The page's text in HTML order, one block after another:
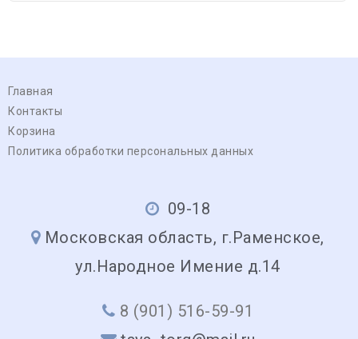
Главная
Контакты
Корзина
Политика обработки персональных данных
09-18
Московская область, г.Раменское,
ул.Народное Имение д.14
8 (901) 516-59-91